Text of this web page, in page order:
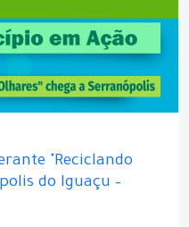
"Reciclando
do Iguaçu –